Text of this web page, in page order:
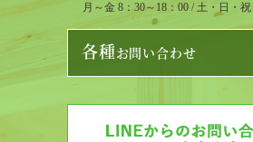
月～金 8：30～18：00 / 土・日・
各種お問い合わせ